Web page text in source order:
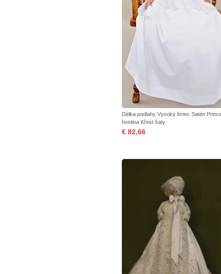
Délka podlahy Vysoký límec Satén
hostina Křest šaty
€ 82,66